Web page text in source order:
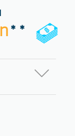
**